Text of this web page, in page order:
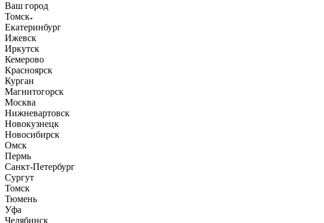
Ваш город
Томск
Екатеринбург
Ижевск
Иркутск
Кемерово
Красноярск
Курган
Магнитогорск
Москва
Нижневартовск
Новокузнецк
Новосибирск
Омск
Пермь
Санкт-Петербург
Сургут
Томск
Тюмень
Уфа
Челябинск